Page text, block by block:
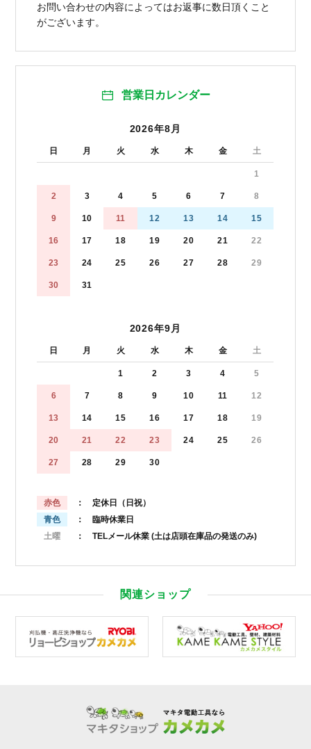
お問い合わせの内容によってはお返事に数日頂くこと
がございます。
営業日カレンダー
2026年8月
日 月 火 水 木 金 土
1
2 3 4 5 6 7 8
9 10 11 12 13 14 15
16 17 18 19 20 21 22
23 24 25 26 27 28 29
30 31
2026年9月
日 月 火 水 木 金 土
1 2 3 4 5
6 7 8 9 10 11 12
13 14 15 16 17 18 19
20 21 22 23 24 25 26
27 28 29 30
赤色
： 定休日（日祝）
青色
： 臨時休業日
土曜
： TELメール休業 (土は店頭在庫品の発送のみ)
関連ショップ